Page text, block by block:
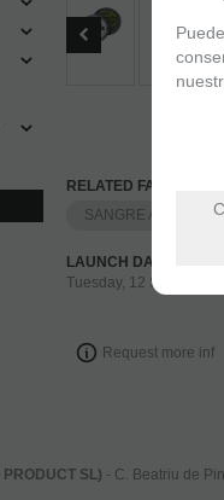
RELATED FAMILIES
SANGRE
LAUNCH DATE
Tuesday, 12 September
Request more inf
SL) - C. Beatriu de